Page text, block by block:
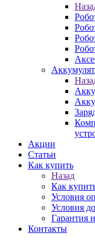
Акции
Статьи
Как купить
Назад
Как
Условия
Условия
Гарантия
Контакты